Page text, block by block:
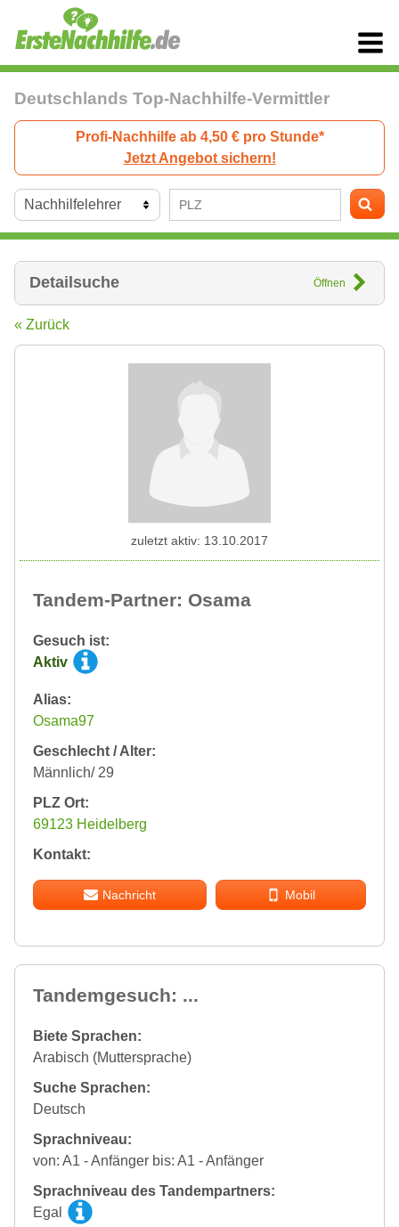
Deutschlands Top-Nachhilfe-Vermittler
Profi-Nachhilfe ab 4,50 € pro Stunde*
Jetzt Angebot sichern!
Detailsuche Öffnen
« Zurück
Tandem-Partner: Osama
Gesuch ist:
Aktiv
Alias:
Osama97
Geschlecht / Alter:
Männlich/ 29
PLZ Ort:
69123 Heidelberg
Kontakt:
Nachricht Mobil
zuletzt aktiv: 13.10.2017
Tandemgesuch: ...
Biete Sprachen:
Arabisch (Muttersprache)
Suche Sprachen:
Deutsch
Sprachniveau:
von: A1 - Anfänger bis: A1 - Anfänger
Sprachniveau des Tandempartners:
Egal